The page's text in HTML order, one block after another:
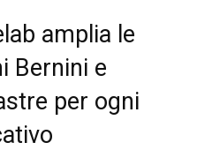
amplia le
Bernini e
per ogni